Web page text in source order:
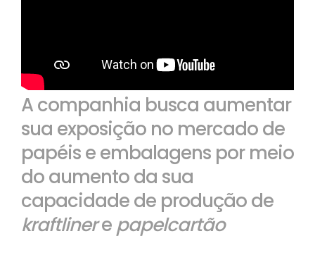
A companhia busca aumentar
sua exposição no mercado de
papéis e embalagens por meio
do aumento da sua
capacidade de produção de
kraftlinere papelcartão